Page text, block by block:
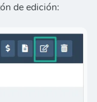
de edición: